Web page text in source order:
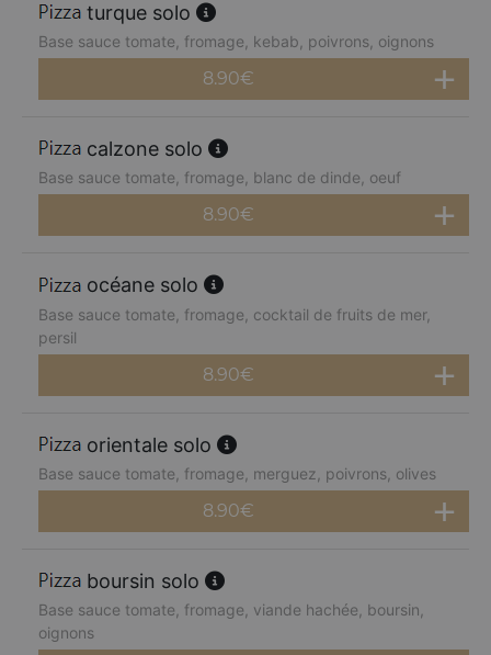
turque solo
Base sauce tomate, fromage, kebab, poivrons, oignons
8.90€
calzone solo
Base sauce tomate, fromage, blanc de dinde, oeuf
8.90€
océane solo
Base sauce tomate, fromage, cocktail de fruits de mer,
persil
8.90€
orientale solo
Base sauce tomate, fromage, merguez, poivrons, olives
8.90€
boursin solo
Base sauce tomate, fromage, viande hachée, boursin,
oignons